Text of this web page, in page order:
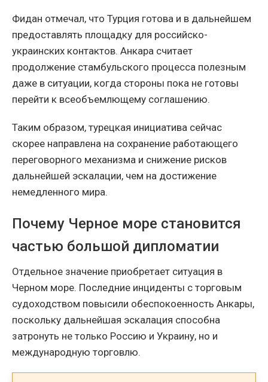
Фидан отмечал, что Турция готова и в дальнейшем
предоставлять площадку для российско-
украинских контактов. Анкара считает
продолжение стамбульского процесса полезным
даже в ситуации, когда стороны пока не готовы
перейти к всеобъемлющему соглашению.
Таким образом, турецкая инициатива сейчас
скорее направлена на сохранение работающего
переговорного механизма и снижение рисков
дальнейшей эскалации, чем на достижение
немедленного мира.
Почему Черное море становится
частью большой дипломатии
Отдельное значение приобретает ситуация в
Черном море. Последние инциденты с торговым
судоходством повысили обеспокоенность Анкары,
поскольку дальнейшая эскалация способна
затронуть не только Россию и Украину, но и
международную торговлю.